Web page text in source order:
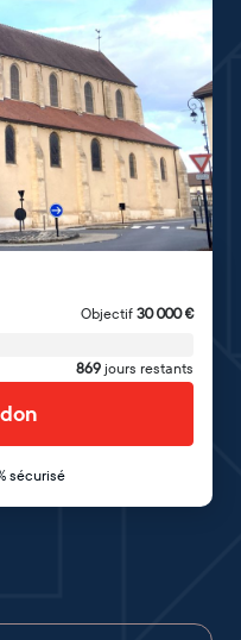
Objectif 30 000€
869 jours restants
sécurisé